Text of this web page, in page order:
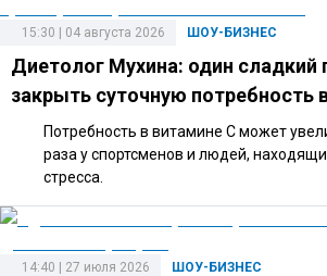
ШОУ-БИЗНЕС
15:30 | 04 августа 2026
Диетолог Мухина: один
закрыть суточную потребность
Потребность в витамине C может
раза у спортсменов и людей,
стресса.
ШОУ-БИЗНЕС
14:40 | 27 июля 2026